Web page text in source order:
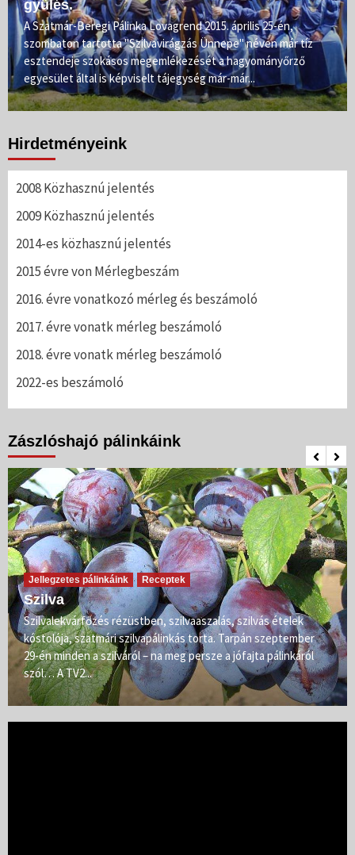
gyűlés.
A Szatmár-Beregi Pálinka Lovagrend 2015. április 25-én,
szombaton tartotta "Szilvavirágzás Ünnepe" néven már tíz
esztendeje szokásos megemlékezését a hagyományőrző
egyesület által is képviselt tájegység már-már...
Hirdetményeink
2008 Közhasznú jelentés
2009 Közhasznú jelentés
2014-es közhasznú jelentés
2015 évre von Mérlegbeszám
2016. évre vonatkozó mérleg és beszámoló
2017. évre vonatk mérleg beszámoló
2018. évre vonatk mérleg beszámoló
2022-es beszámoló
Zászlóshajó pálinkáink
Jellegzetes pálinkáink Receptek
Szilva
Szilvalekvárfőzés rézüstben, szilvaaszalás, szilvás ételek
kóstolója, szatmári szilvapálinkás torta. Tarpán szeptember
29-én minden a szilváról – na meg persze a jófajta pálinkáról
szól… A TV2...